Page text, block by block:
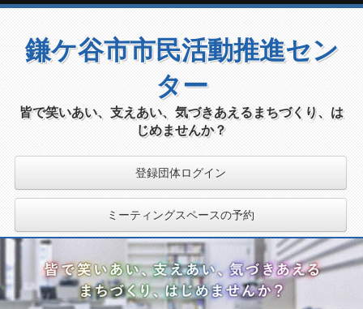
鎌ケ谷市市民活動推進セン
ター
皆で笑いあい、支えあい、気づきあえるまちづくり、は
じめませんか？
登録団体ログイン
ミーティングスペースの予約